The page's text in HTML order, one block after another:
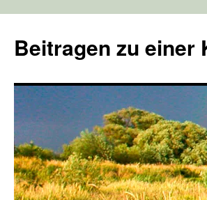
springen
Beitragen zu einer